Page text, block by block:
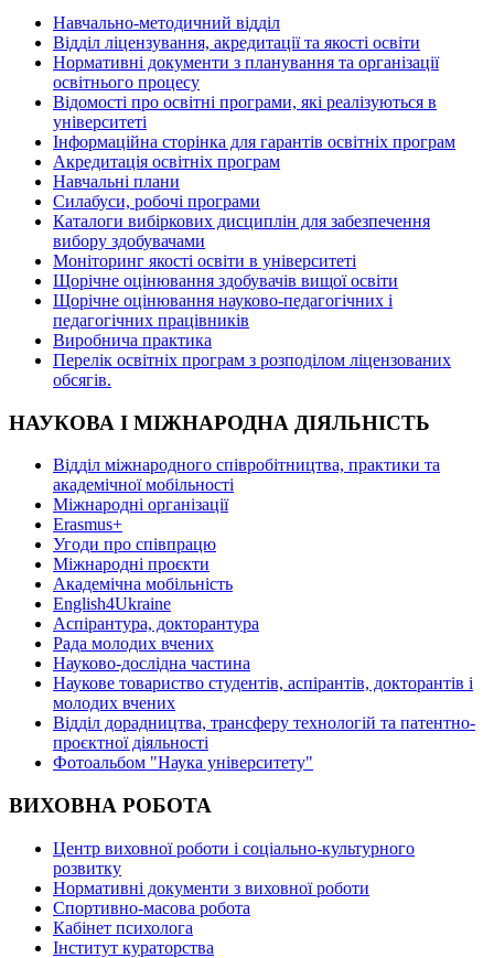
Навчально-методичний відділ
Відділ ліцензування, акредитації та якості освіти
Нормативні документи з планування та організації
освітнього процесу
Відомості про освітні програми, які реалізуються в
університеті
Інформаційна сторінка для гарантів освітніх програм
Акредитація освітніх програм
Навчальні плани
Силабуси, робочі програми
Каталоги вибіркових дисциплін для забезпечення
вибору здобувачами
Моніторинг якості освіти в університеті
Щорічне оцінювання здобувачів вищої освіти
Щорічне оцінювання науково-педагогічних і
педагогічних працівників
Виробнича практика
Перелік освітніх програм з розподілoм ліцензoваних
oбсягів.
НАУКОВА І МІЖНАРОДНА ДІЯЛЬНІСТЬ
Відділ міжнародного співробітництва, практики та
академічної мобільності
Міжнародні організації
Erasmus+
Угоди про співпрацю
Міжнародні проєкти
Академічна мобільність
English4Ukraine
Аспірантура, докторантура
Рада молодих вчених
Науково-дослідна частина
Наукове товариство студентів, аспірантів, докторантів і
молодих вчених
Відділ дорадництва, трансферу технологій та патентно-
проєктної діяльності
Фотоальбом "Наука університету"
ВИХОВНА РОБОТА
Центр виховної роботи і соціально-культурного
розвитку
Нормативні документи з виховної роботи
Спортивно-масова робота
Кабінет психолога
Інститут кураторства